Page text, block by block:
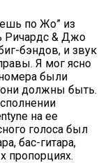
по Жо” из
Ричардс & Джо
бэндов, и звук
Я мог ясно
были
они должны быть.
на ее
голоса был
бас-гитара,
пропорциях.